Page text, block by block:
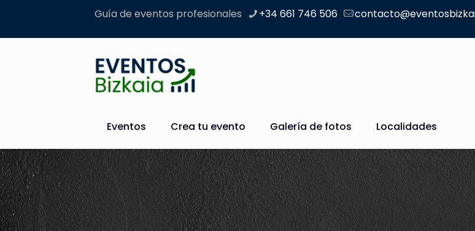
Guía de eventos profesionales +34 661 746 506
Eventos Crea tu evento Galería de fotos Localidades